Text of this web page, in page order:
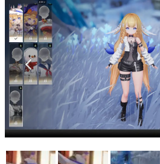
ゲームが変えた日本語
「経験値」「裏技」「ラス
の起源や用法の変遷を、コ
イニーP氏が徹底調査。
カテゴリ
特集記事
マンガ
女性向け
アプリレビュー